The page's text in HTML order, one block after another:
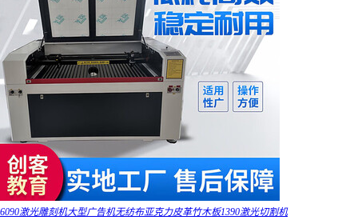
6090激光雕刻机大型广告机无纺布亚克力皮革竹木板1390激光切割机